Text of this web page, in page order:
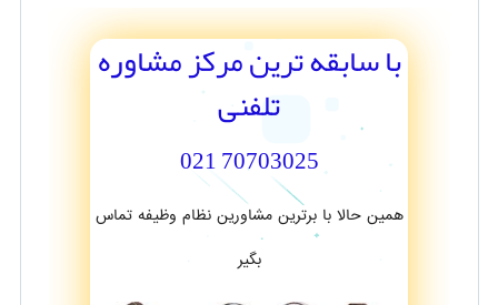
با سابقه ترین مرکز مشاوره
تلفنی
70703025 021
همین حالا با برترین مشاورین نظام وظیفه تماس
بگیر